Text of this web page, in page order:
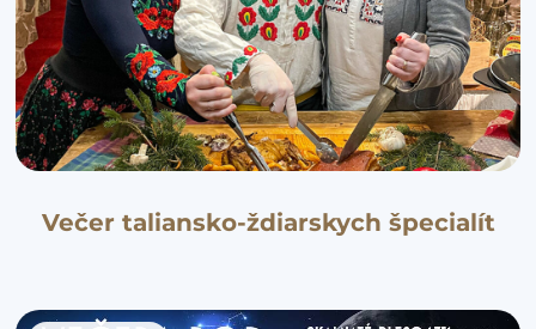
Večer taliansko-ždiarskych špecialít